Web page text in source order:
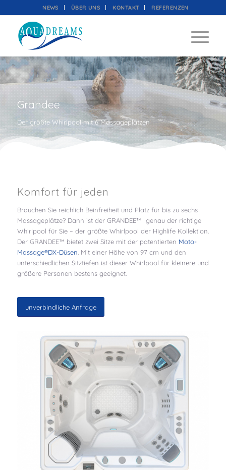
NEWS ÜBER UNS KONTAKT REFERENZEN
Grandee
Der größte Whirlpool mit 6 Massageplätzen
Komfort für jeden
Brauchen Sie reichlich Beinfreiheit und Platz für bis zu sechs
Massageplätze? Dann ist der GRANDEE™ genau der richtige
Whirlpool für Sie – der größte Whirlpool der Highlife Kollektion.
Der GRANDEE™ bietet zwei Sitze mit der patentierten Moto-
Massage®DX-Düsen . Mit einer Höhe von 97 cm und den
unterschiedlichen Sitztiefen ist dieser Whirlpool für kleinere und
größere Personen bestens geeignet.
unverbindliche Anfrage